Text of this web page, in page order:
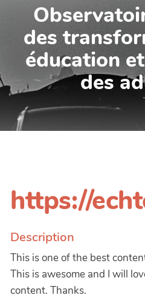
des
éducation
des
https://
Description
This is one of the best
This is awesome and I will
content. Thanks.